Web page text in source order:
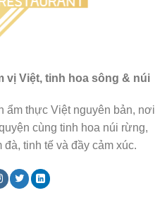
vị Việt, tinh hoa sông & núi
ẩm thực Việt nguyên bản, nơi
cùng tinh hoa núi rừng,
tinh tế và đầy cảm xúc.